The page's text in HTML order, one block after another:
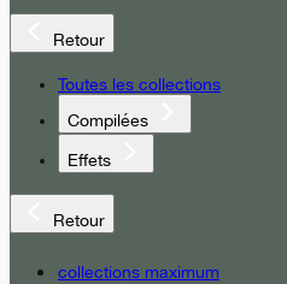
Retour
Toutes les collections
Compilées
Effets
Retour
collections maximum